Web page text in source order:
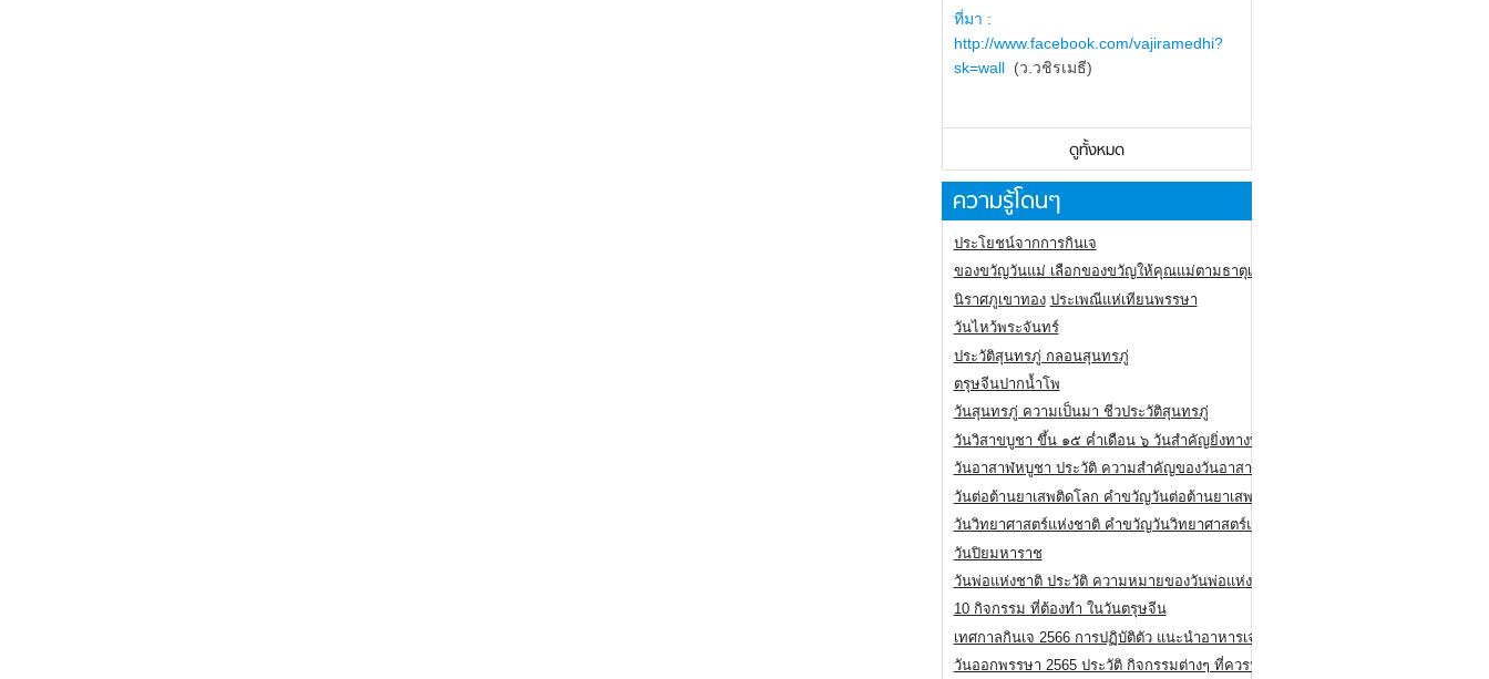
ที่มา :
http://www.facebook.com/vajiramedhi?
sk=wall(ว.วชิรเมธี)
ดูทั้งหมด
ความรู้โดนๆ
ประโยชน์จากการกินเจ
ของขวัญวันแม่ เลือกของขวัญให้คุณแม่ตามธาตุเกิด
นิราศภูเขาทอง ประเพณีแห่เทียนพรรษา
วันไหว้พระจันทร์
ประวัติสุนทรภู่ กลอนสุนทรภู่
ตรุษจีนปากน้ำโพ
วันสุนทรภู่ ความเป็นมา ชีวประวัติสุนทรภู่
วันวิสาขบูชา ขึ้น ๑๕ ค่ำเดือน ๖ วันสำคัญยิ่งทางพระพุทธศาสนา
วันอาสาฬหบูชา ประวัติ ความสําคัญของวันอาสาฬหบูชา
วันต่อต้านยาเสพติดโลก คำขวัญวันต่อต้านยาเสพติดสากล
วันวิทยาศาสตร์แห่งชาติ คำขวัญวันวิทยาศาสตร์แห่งชาติ
วันปิยมหาราช
วันพ่อแห่งชาติ ประวัติ ความหมายของวันพ่อแห่งชาติ
10 กิจกรรม ที่ต้องทำ ในวันตรุษจีน
เทศกาลกินเจ 2566 การปฏิบัติตัว แนะนำอาหารเจ
วันออกพรรษา 2565 ประวัติ กิจกรรมต่างๆ ที่ควรปฏิบัติ